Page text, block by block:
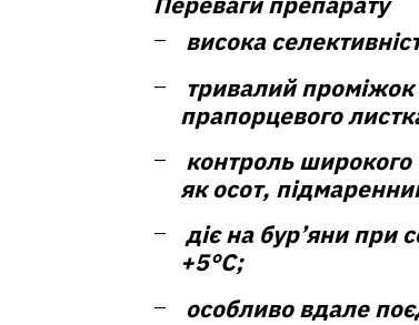
висока
тривалий проміжок
прапорцевого
контроль широкого
як осот,
діє на бур’яни при
+5°С;
особливо вдале